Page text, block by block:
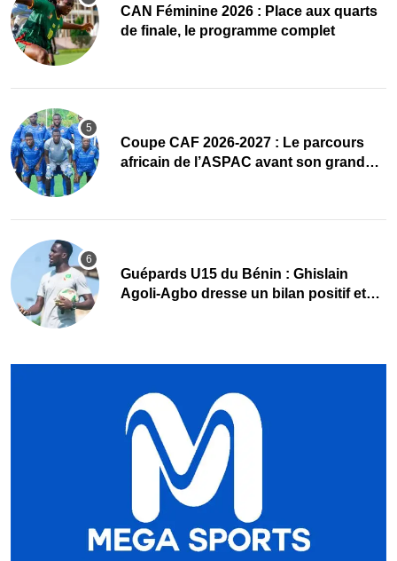
CAN Féminine 2026 : Place aux quarts
de finale, le programme complet
Coupe CAF 2026-2027 : Le parcours
africain de l’ASPAC avant son grand
Guépards U15 du Bénin : Ghislain
Agoli-Agbo dresse un bilan positif et